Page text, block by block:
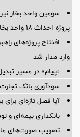
سومین واحد بخار
پروژه احداث ۱۸ واحد بخار بیع‌متقابل به ایستگاه پایانی رسید
وارد مدار شد
«پیام» در مسیر
سودآوری بانک
آیا فصل تازه‌ای
بانکداری بیمه‌ای و